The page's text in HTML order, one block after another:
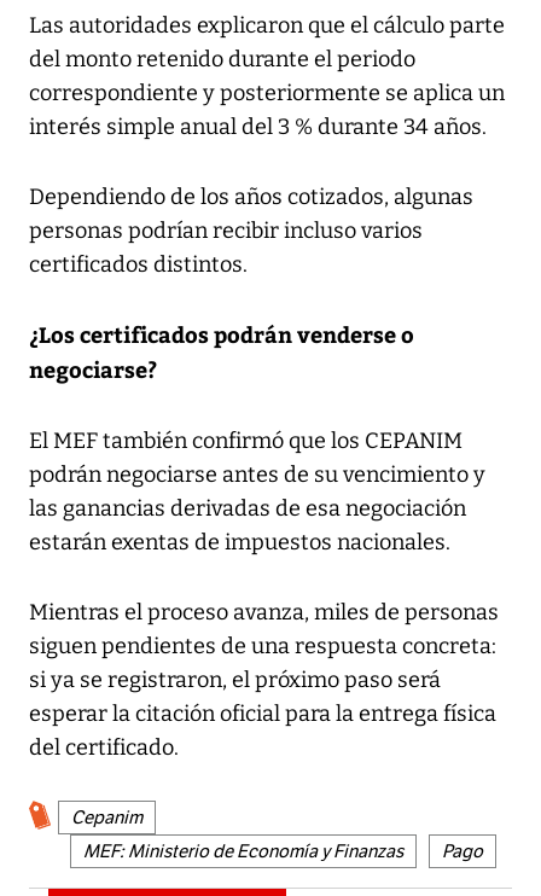
Las autoridades explicaron que el cálculo parte
del monto retenido durante el periodo
correspondiente y posteriormente se aplica un
interés simple anual del 3 % durante 34 años.
Dependiendo de los años cotizados, algunas
personas podrían recibir incluso varios
certificados distintos.
¿Los certificados podrán venderse o
negociarse?
El MEF también confirmó que los CEPANIM
podrán negociarse antes de su vencimiento y
las ganancias derivadas de esa negociación
estarán exentas de impuestos nacionales.
Mientras el proceso avanza, miles de personas
siguen pendientes de una respuesta concreta:
si ya se registraron, el próximo paso será
esperar la citación oficial para la entrega física
del certificado.
Cepanim
MEF: Ministerio de Economía y Finanzas
Pago